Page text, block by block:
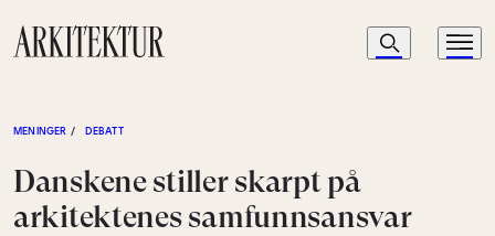
Navigasjon
Søk Meny
MENINGER / DEBATT
Danskene stiller skarpt på
arkitektenes samfunnsansvar